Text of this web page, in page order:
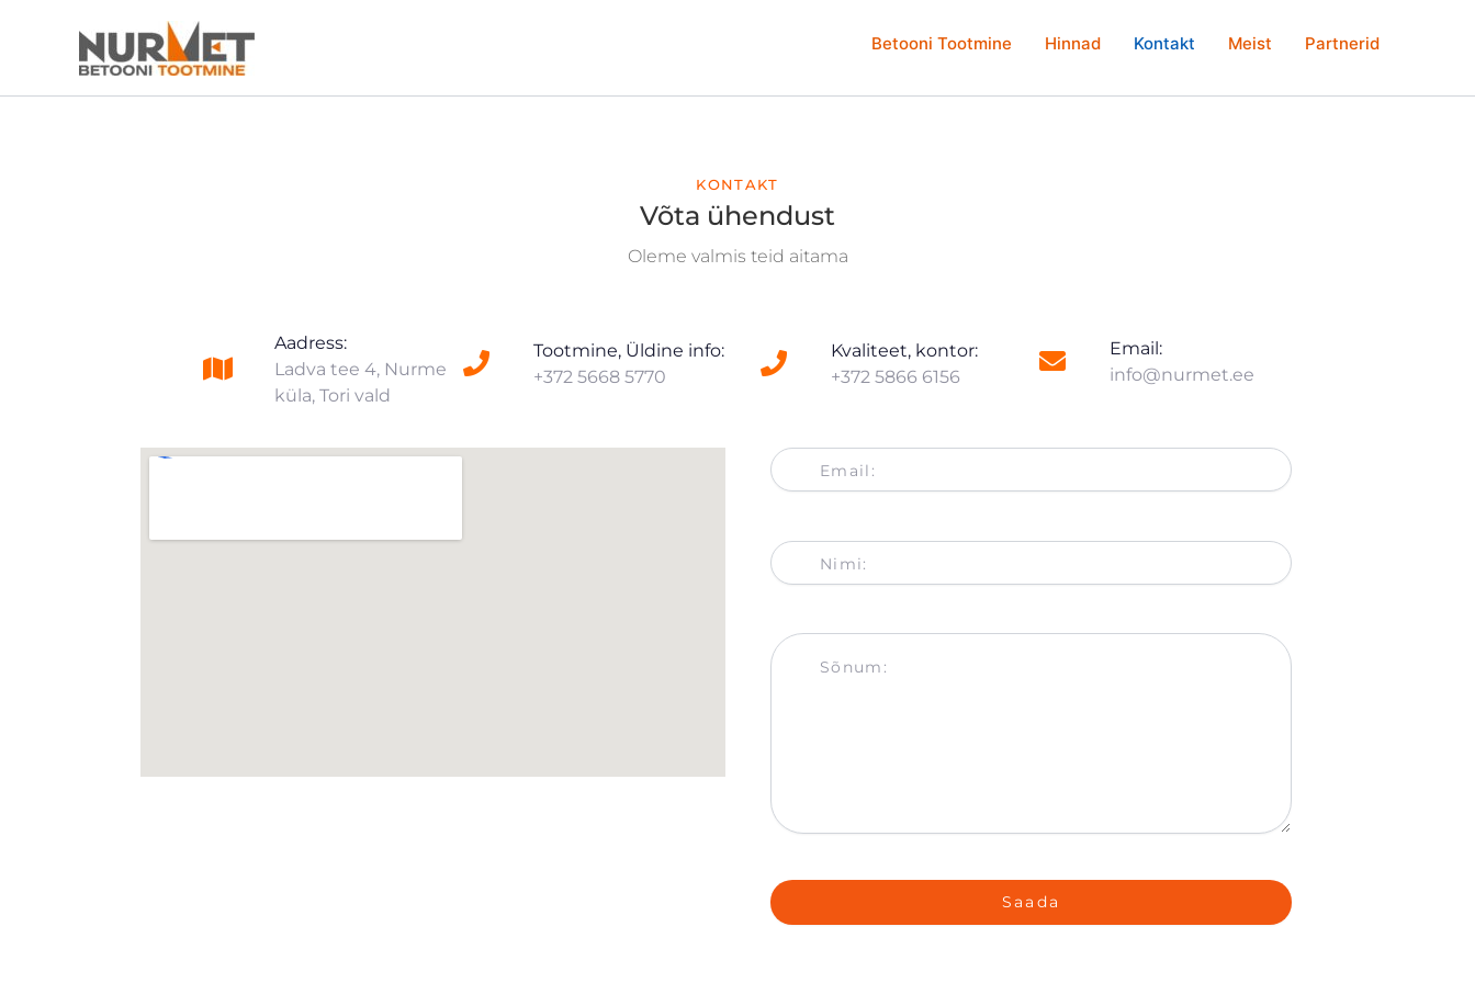
Betooni Tootmine Hinnad Kontakt Meist Partnerid
KONTAKT
Võta ühendust
Oleme valmis teid aitama
Aadress:
Ladva tee 4, Nurme
küla, Tori vald
Tootmine, Üldine info:
+372 5668 5770
Kvaliteet, kontor:
+372 5866 6156
Email:
info@nurmet.ee